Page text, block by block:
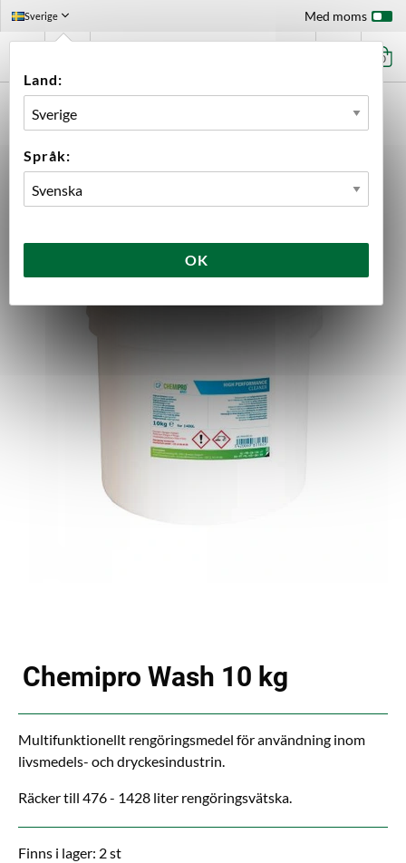
Sverige
Land:
Språk:
OK
Med moms
0
CHEMIPRO WASH 10 KG
Chemipro Wash 10 kg
Multifunktionellt rengöringsmedel för användning inom
livsmedels- och dryckesindustrin.
Räcker till 476 - 1428 liter rengöringsvätska.
Finns i lager: 2 st